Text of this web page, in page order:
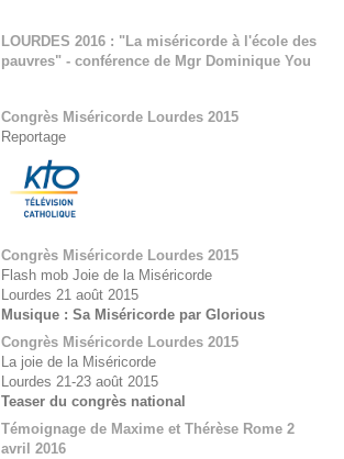
LOURDES 2016 : "La miséricorde à l'école des
pauvres" - conférence de Mgr Dominique You
Congrès Miséricorde Lourdes 2015
Reportage
Congrès Miséricorde Lourdes 2015
Flash mob Joie de la Miséricorde
Lourdes 21 août 2015
Musique : Sa Miséricorde par Glorious
Congrès Miséricorde Lourdes 2015
La joie de la Miséricorde
Lourdes 21-23 août 2015
Teaser du congrès national
Témoignage de Maxime et Thérèse Rome 2
avril 2016